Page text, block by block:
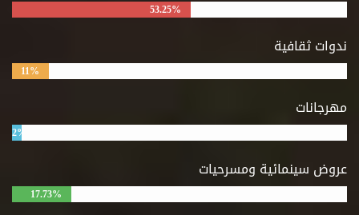
53.25%
ندوات ثقافية
11%
مهرجانات
2%
عروض سينمائية ومسرحيات
17.73%